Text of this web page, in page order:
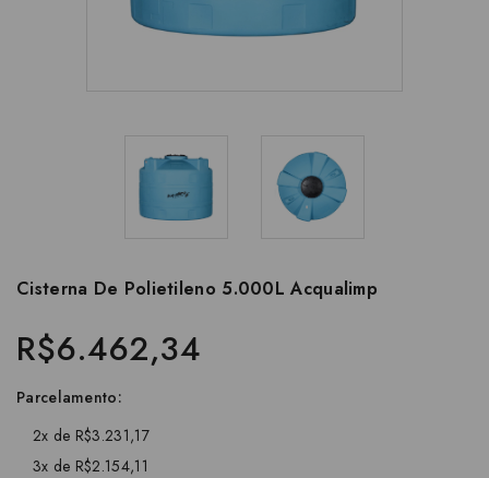
Cisterna De Polietileno 5.000L Acqualimp
R$6.462,34
Parcelamento:
2x de R$3.231,17
3x de R$2.154,11